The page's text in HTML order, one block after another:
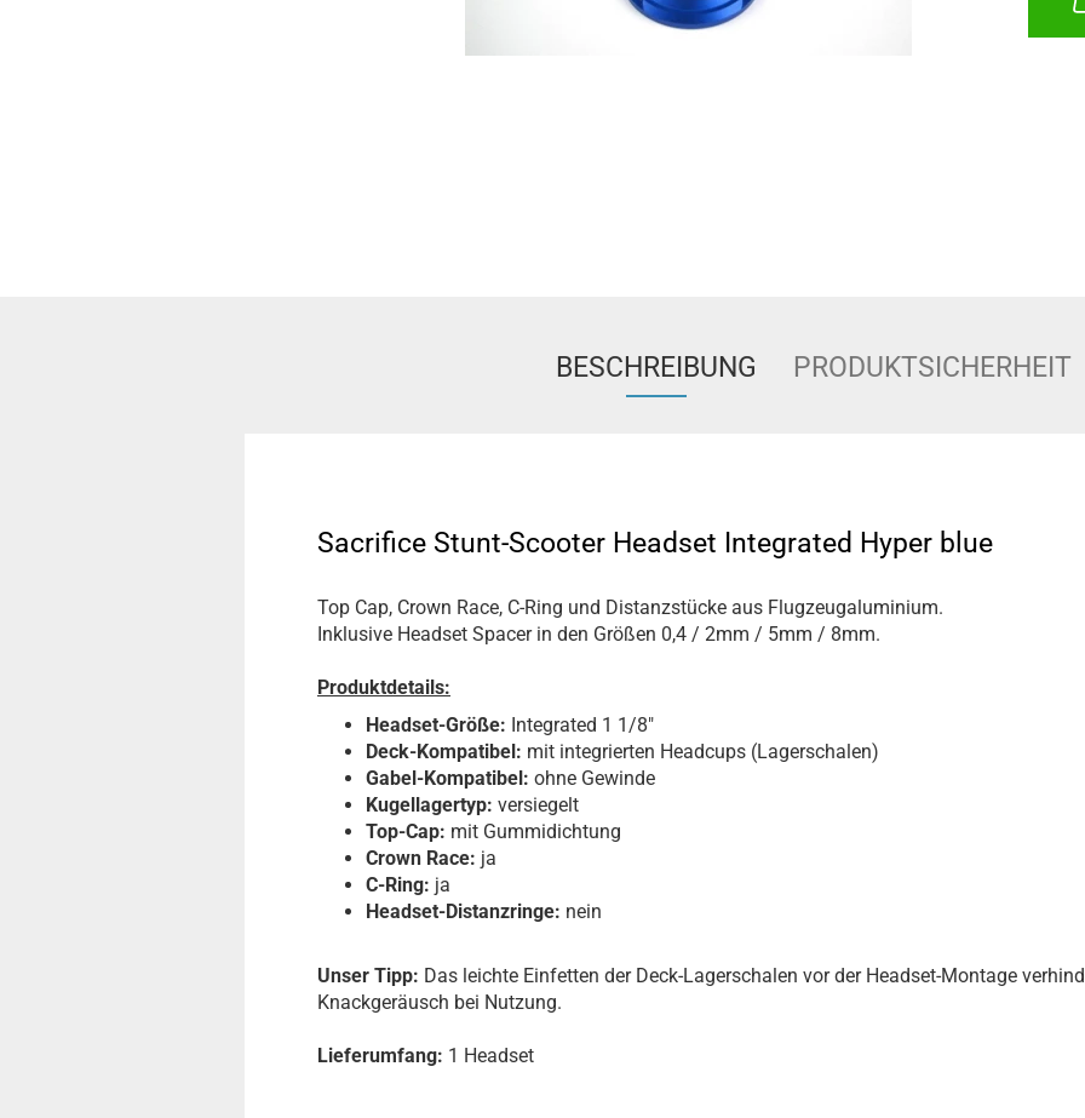
BESCHREIBUNG PRODUKTSICHERHEIT
Sacrifice Stunt-Scooter Headset Integrated Hyper blue
Top Cap, Crown Race, C-Ring und Distanzstücke aus Flugzeugaluminium.
Inklusive Headset Spacer in den Größen 0,4 / 2mm / 5mm / 8mm.
Produktdetails:
Headset-Größe: Integrated 1 1/8"
Deck-Kompatibel: mit integrierten Headcups (Lagerschalen)
Gabel-Kompatibel: ohne Gewinde
Kugellagertyp: versiegelt
Top-Cap: mit Gummidichtung
Crown Race: ja
C-Ring: ja
Headset-Distanzringe: nein
Unser Tipp: Das leichte Einfetten der Deck-Lagerschalen vor der Headset-Montage
Knackgeräusch bei Nutzung.
Lieferumfang: 1 Headset